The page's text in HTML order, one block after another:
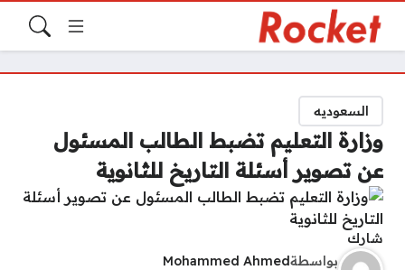
السعوديه
وزارة التعليم تضبط الطالب المسئول
عن تصوير أسئلة التاريخ للثانوية
شارك
بواسطةMohammed Ahmed